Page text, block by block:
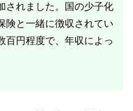
されました。国の少子化
険と一緒に徴収されてい
百円程度で、年収によっ